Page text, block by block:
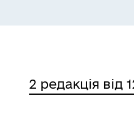
2 редакція від